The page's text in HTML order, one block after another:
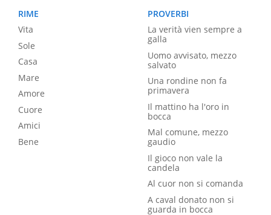
RIME
Vita
Sole
Casa
Mare
Amore
Cuore
Amici
Bene
PROVERBI
La verità vien sempre a
galla
Uomo avvisato, mezzo
salvato
Una rondine non fa
primavera
Il mattino ha l'oro in
bocca
Mal comune, mezzo
gaudio
Il gioco non vale la
candela
Al cuor non si comanda
A caval donato non si
guarda in bocca